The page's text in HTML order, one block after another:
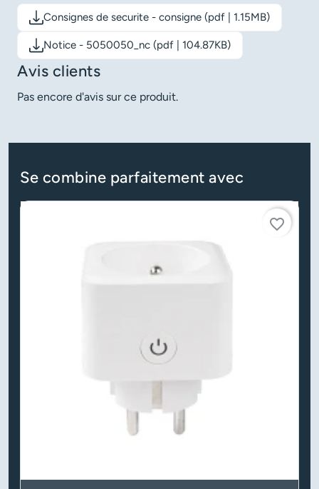
Consignes de securite - consigne (pdf | 1.15MB)
Télécharger le document: Consignes de securite - consigne
Notice - 5050050_nc (pdf | 104.87KB)
Télécharger le document: Notice - 5050050_nc
Avis clients
Pas encore d'avis sur ce produit.
Se combine parfaitement avec
favorite_border